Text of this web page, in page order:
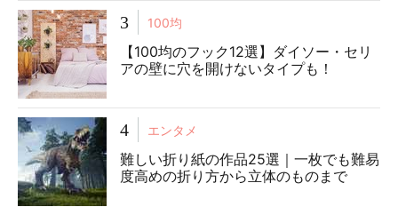
3 100均
【100均のフック12選】ダイソー・セリ
アの壁に穴を開けないタイプも！
4 エンタメ
難しい折り紙の作品25選｜一枚でも難易
度高めの折り方から立体のものまで